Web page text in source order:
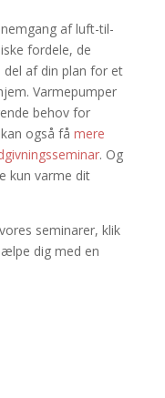
af luft-til-
fordele, de
del af din plan for et
Varmepumper
behov for
også få mere
. Og
kun varme dit
seminarer, klik
dig med en